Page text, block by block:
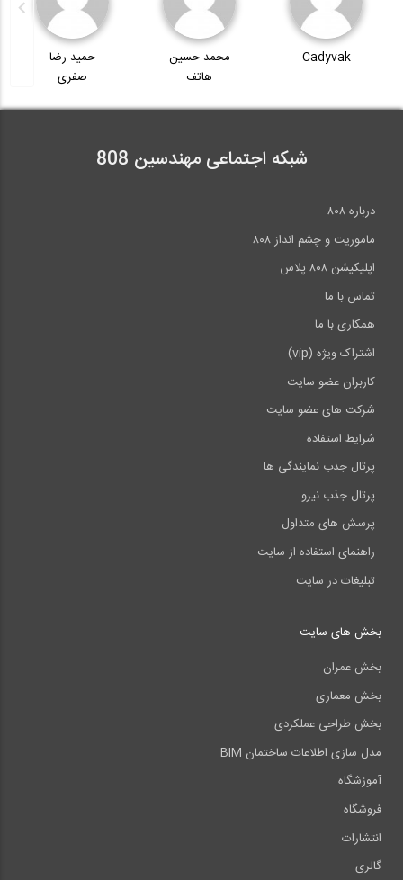
Cadyvak
محمد حسین
هاتف
حمید رضا
صفری
شبکه اجتماعی مهندسین 808
درباره ۸۰۸
ماموریت و چشم انداز ۸۰۸
اپلیکیشن ۸۰۸ پلاس
تماس با ما
همکاری با ما
اشتراک ویژه (vip)
کاربران عضو سایت
شرکت های عضو سایت
شرایط استفاده
پرتال جذب نمایندگی ها
پرتال جذب نیرو
پرسش های متداول
راهنمای استفاده از سایت
تبلیغات در سایت
بخش های سایت
بخش عمران
بخش معماری
بخش طراحی عملکردی
مدل سازی اطلاعات ساختمان BIM
آموزشگاه
فروشگاه
انتشارات
گالری